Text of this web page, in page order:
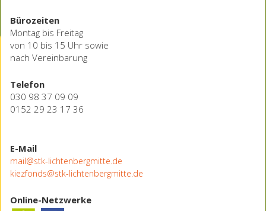
Bürozeiten
Montag bis Freitag
von 10 bis 15 Uhr sowie
nach Vereinbarung
Telefon
030 98 37 09 09
0152 29 23 17 36
E-Mail
mail@stk-lichtenbergmitte.de
kiezfonds@stk-lichtenbergmitte.de
Online-Netzwerke